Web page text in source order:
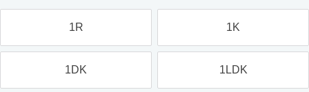
1R 1K
1DK 1LDK